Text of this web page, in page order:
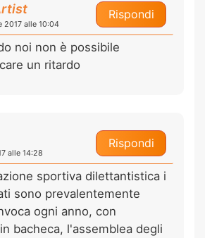
Rispondi
2017 alle 10:04
noi non è possibile
un ritardo
Rispondi
alle 14:28
sportiva dilettantistica i
sono prevalentemente
ogni anno, con
bacheca, l'assemblea degli